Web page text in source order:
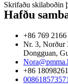
Skrifaðu skilaboðin
Hafðu
+86 769
Nr. 3, Norður
Dongguan,
+86